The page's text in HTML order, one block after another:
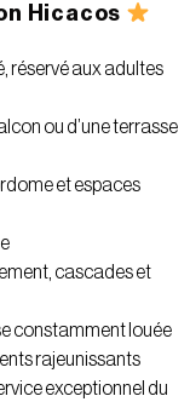
Hicacos
réservé aux adultes
ou d’une terrasse
et espaces
cascades et
constamment louée
rajeunissants
exceptionnel du